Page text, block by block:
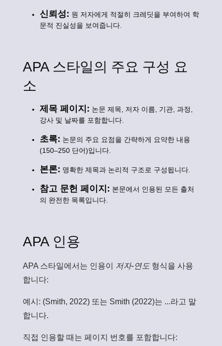
신뢰성: 원 저자에게 적절히 크레딧을 부여하여 학
문적 진실성을 보여줍니다.
APA 스타일의 주요 구성 요
소
제목 페이지: 논문 제목, 저자 이름, 기관, 과정,
강사 및 날짜를 포함합니다.
초록: 논문의 주요 요점을 간략하게 요약한 내용
(150–250 단어)입니다.
본론: 명확한 제목과 논리적 구조로 구성됩니다.
참고 문헌 페이지: 본문에서 인용된 모든 출처
의 완전한 목록입니다.
APA 인용
APA 스타일에서는 인용이 저자-연도 형식을 사용
합니다:
예시: (Smith, 2022) 또는 Smith (2022)는 ...라고 말
합니다.
직접 인용할 때는 페이지 번호를 포함합니다: